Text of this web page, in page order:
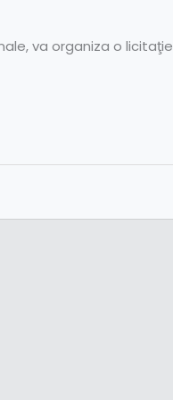
va organiza o licitaţie